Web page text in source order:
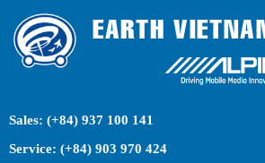
Sales: (+84) 937 100 141
Service: (+84) 903 970 424